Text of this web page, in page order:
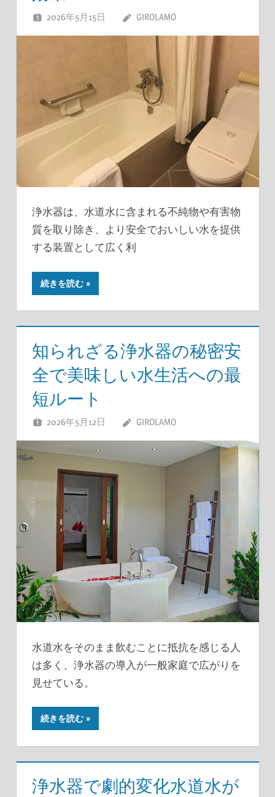
2026年5月15日 GIROLAMO
浄水器は、水道水に含まれる不純物や有害物
質を取り除き、より安全でおいしい水を提供
する装置として広く利
続きを読む
知られざる浄水器の秘密安
全で美味しい水生活への最
短ルート
2026年5月12日 GIROLAMO
水道水をそのまま飲むことに抵抗を感じる人
は多く、浄水器の導入が一般家庭で広がりを
見せている。
続きを読む
浄水器で劇的変化水道水が